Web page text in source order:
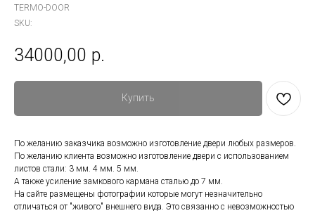
TERMO-DOOR
SKU:
34000,00 р.
Купить
По желанию заказчика возможно изготовление двери любых размеров.
По желанию клиента возможно изготовление двери с использованием
листов стали: 3 мм. 4 мм. 5 мм.
А также усиление замкового кармана сталью до 7 мм.
На сайте размещены фотографии которые могут незначительно
отличаться от "живого" внешнего вида. Это связанно с невозможностью